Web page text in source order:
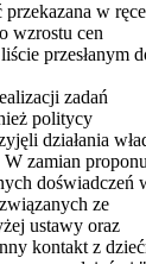
w ręce
wzrostu cen
przesłanym
zadań
politycy
działania
zamian
doświadczeń
ze
ustawy oraz
kontakt z